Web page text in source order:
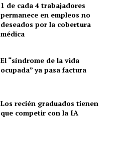
1 de cada 4 trabajadores
permanece en empleos no
deseados por la cobertura
médica
El “síndrome de la vida
ocupada” ya pasa factura
Los recién graduados tienen
que competir con la IA